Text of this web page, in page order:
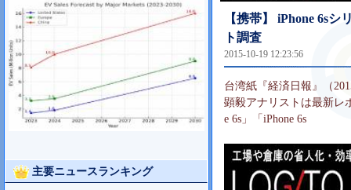
大型TV市場10世代主導の可能性
主要ニュースランキング
【携帯】 iPhone 6s
ト調査
2015-10-19 12:23:56
台湾紙『経済日報』（
顕毅アナリストは最新レ
e 6s」「iPhone 6s